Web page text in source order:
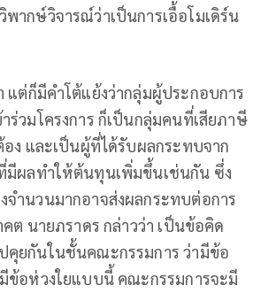
พากษ์วิจารณ์ว่าเป็นการเอื้อโมเดิร์น
แต่ก็มีคำโต้แย้งว่ากลุ่มผู้ประกอบการ
ร่วมโครงการ ก็เป็นกลุ่มคนที่เสียภาษี
อง และเป็นผู้ที่ได้รับผลกระทบจาก
มีผลทำให้ต้นทุนเพิ่มขึ้นเช่นกัน ซึ่ง
จำนวนมากอาจส่งผลกระทบต่อการ
ต นายภราดร กล่าวว่า เป็นข้อคิด
คุยกันในชั้นคณะกรรมการ ว่ามีข้อ
ข้อห่วงใยแบบนี้ คณะกรรมการจะมี